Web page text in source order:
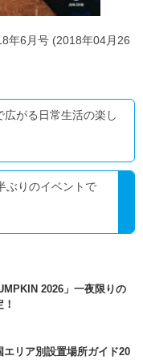
年6月号 (2018年04月26
がる日常生活の楽し
ぶりのイベントで
2026」一夜限りの
リア別設置場所ガイド20